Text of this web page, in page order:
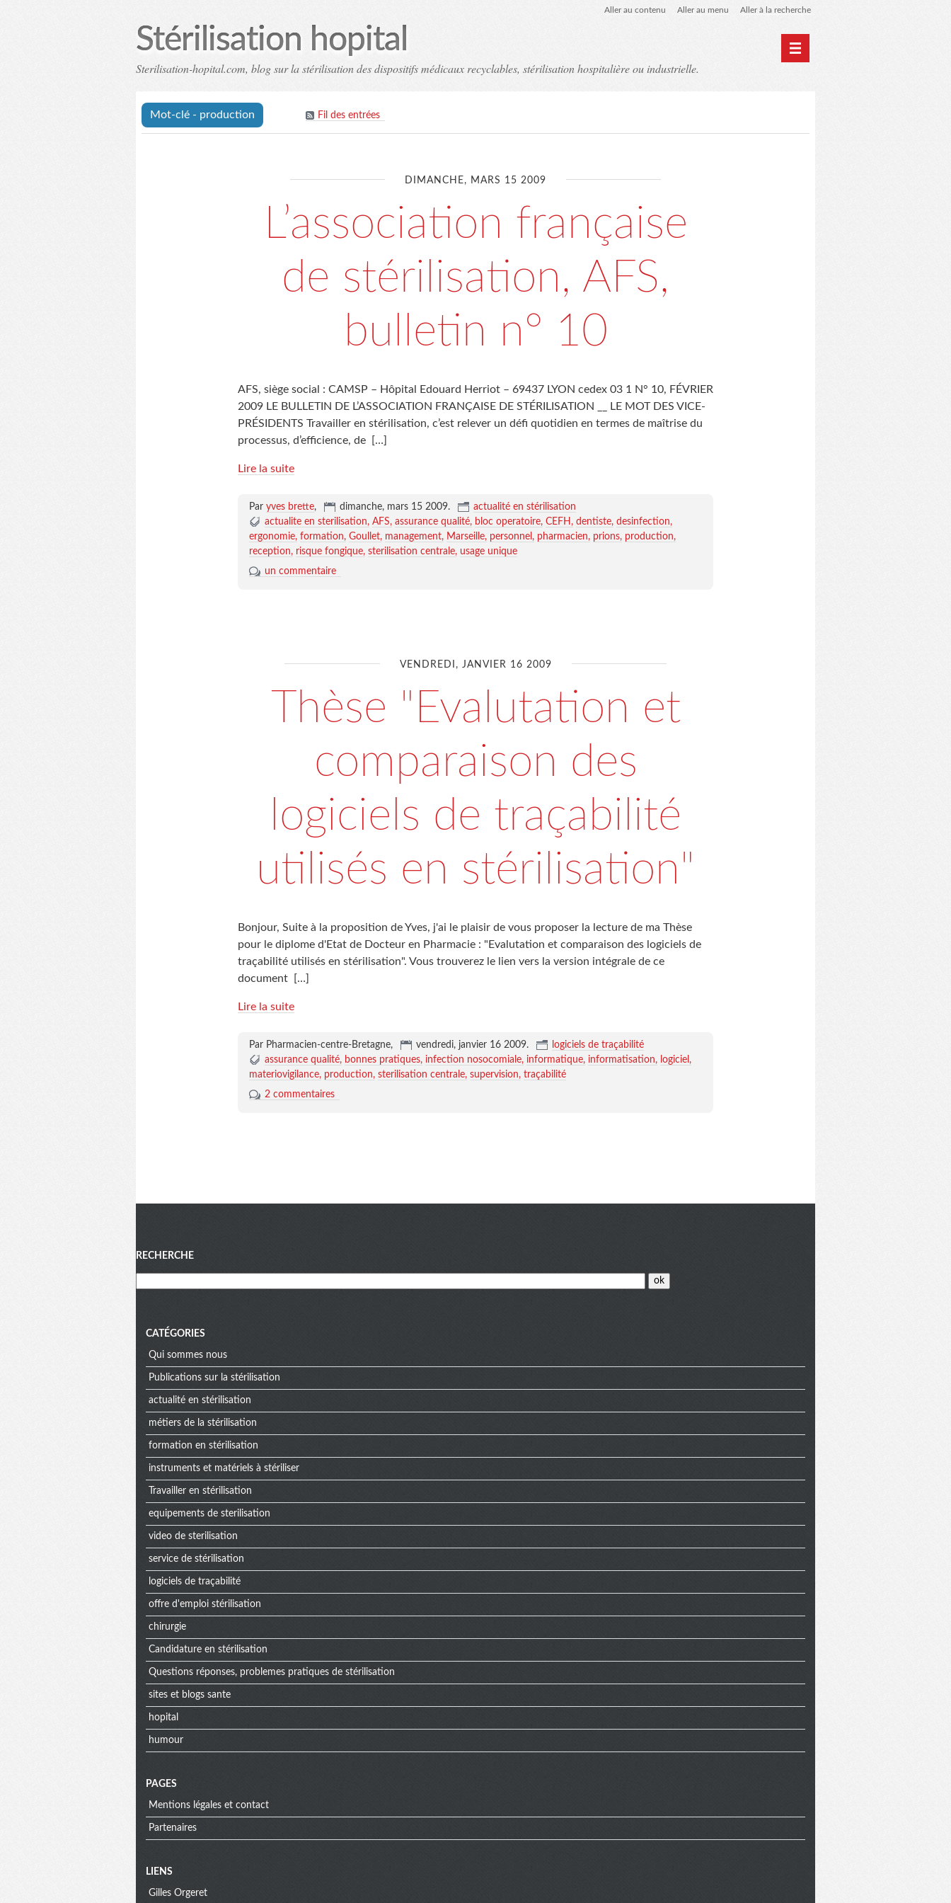
Aller au contenu Aller au menu Aller à la recherche
Stérilisation hopital
Sterilisation-hopital.com, blog sur la stérilisation des dispositifs médicaux recyclables, stérilisation hospitalière ou industrielle.
Mot-clé - production
Fil des entrées
DIMANCHE, MARS 15 2009
L’association française
de stérilisation, AFS,
bulletin n° 10
AFS, siège social : CAMSP – Hôpital Edouard Herriot – 69437 LYON cedex 03 1 N° 10, FÉVRIER
2009 LE BULLETIN DE L’ASSOCIATION FRANÇAISE DE STÉRILISATION __ LE MOT DES VICE-
PRÉSIDENTS Travailler en stérilisation, c’est relever un défi quotidien en termes de maîtrise du
processus, d’efficience, de
[…]
Lire la suite
Par yves brette, dimanche, mars 15 2009.
actualité en stérilisation
actualite en sterilisation AFS assurance qualité bloc operatoire CEFH dentiste desinfection
ergonomie formation Goullet management Marseille personnel pharmacien prions production
reception
risque fongique sterilisation centrale usage unique
un commentaire
VENDREDI, JANVIER 16 2009
Thèse "Evalutation et
comparaison des
logiciels de traçabilité
utilisés en stérilisation"
Bonjour, Suite à la proposition de Yves, j'ai le plaisir de vous proposer la lecture de ma Thèse
pour le diplome d'Etat de Docteur en Pharmacie : "Evalutation et comparaison des logiciels de
traçabilité utilisés en stérilisation". Vous trouverez le lien vers la version intégrale de ce
document
[…]
Lire la suite
Par Pharmacien-centre-Bretagne, vendredi, janvier 16 2009.
logiciels de traçabilité
assurance qualité
bonnes pratiques infection nosocomiale informatique informatisation
logiciel
materiovigilance production sterilisation centrale supervision traçabilité
2 commentaires
Menu
RECHERCHE
CATÉGORIES
Qui sommes nous
Publications sur la stérilisation
actualité en stérilisation
métiers de la stérilisation
formation en stérilisation
instruments et matériels à stériliser
Travailler en stérilisation
equipements de sterilisation
video de sterilisation
service de stérilisation
logiciels de traçabilité
offre d'emploi stérilisation
chirurgie
Candidature en stérilisation
Questions réponses, problemes pratiques de stérilisation
sites et blogs sante
hopital
humour
PAGES
Mentions légales et contact
Partenaires
Menu
LIENS
Gilles Orgeret